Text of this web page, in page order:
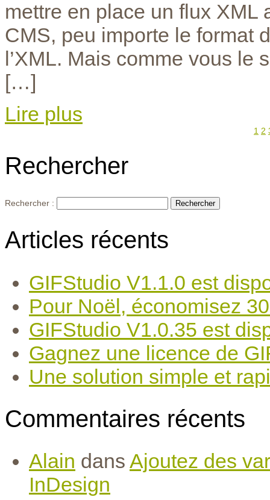
mettre en place un flux XML
CMS, peu importe le format
l’XML. Mais comme vous le
[…]
Lire plus
1 2
Rechercher
Rechercher :
Articles récents
GIFStudio V1.1.0 est
Pour Noël, économisez
GIFStudio V1.0.35 est
Gagnez une licence de
Une solution simple et
Commentaires récents
Alain dans Ajoutez des
InDesign